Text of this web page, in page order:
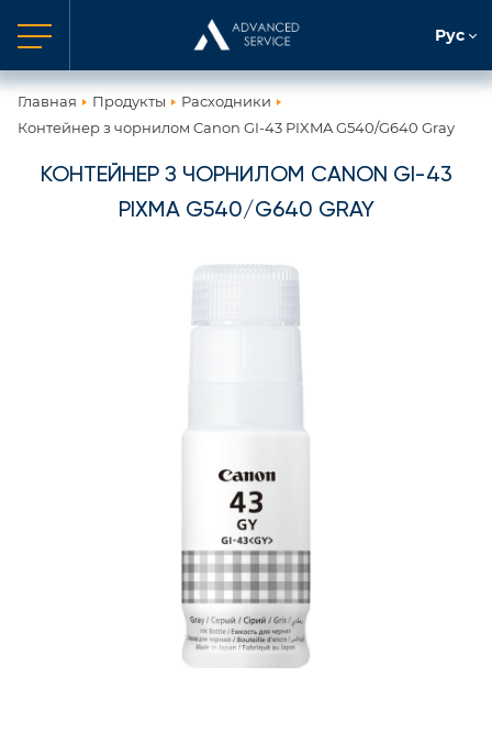
Рус
Главная Продукты
Расходники
Контейнер з чорнилом Canon GI-43 PIXMA G540/G640 Gray
КОНТЕЙНЕР З ЧОРНИЛОМ CANON GI-43
PIXMA G540/G640 GRAY